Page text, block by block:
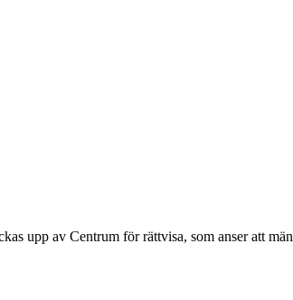
upp av Centrum för rättvisa, som anser att